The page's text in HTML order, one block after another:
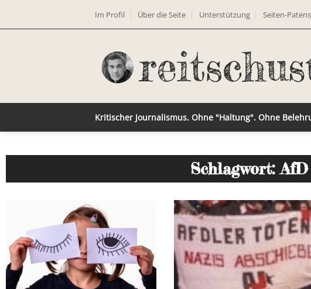
Im Profil Über die Seite Unterstützung Seiten-
Kritischer Journalismus. Ohne "Haltung". Ohne
Schlagwort: AfD